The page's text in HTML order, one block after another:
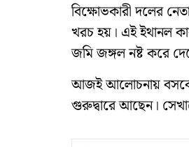
বিক্ষোভকারী দলের
খরচ হয়। এই ইথানল
জমি জঙ্গল নষ্ট করে
আজই আলোচনায় বসবে
গুরুদ্বারে আছেন।